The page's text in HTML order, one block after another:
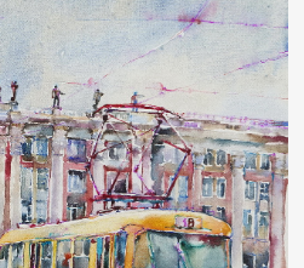
Услуги
Контакты
Rakov
special